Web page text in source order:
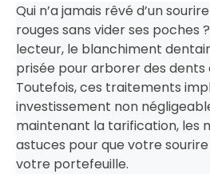
Qui n’a jamais rêvé d’un
rouges sans vider ses poches
lecteur, le blanchiment
prisée pour arborer des dents
Toutefois, ces traitements
investissement non
maintenant la tarification, les
astuces pour que votre
votre portefeuille.